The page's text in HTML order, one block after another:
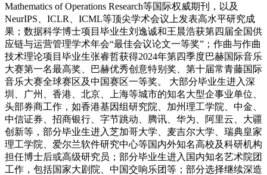
Mathematics of Operations Research等国际权威期刊，以及
NeurIPS、ICLR、ICML等顶尖学术会议上发表高水平研究成
果；数据科学博士项目毕业生刘逸诚和王晨浩获第四届全国供
应链与运营管理学术年会“最佳会议论文一等奖”；作曲与作曲
技术理论项目毕业生张睿哲获得2024年第四季度巴赫国际音乐
大赛第一名最高奖、巴赫优秀创意特别奖、第十届常青藤国际
音乐大赛全球赛区及中国赛区一等奖。
大部分毕业生进入深
圳、广州、香港、北京、上海等城市的知名大型企事业单位、
头部券商工作，如香港基因组研究院、加州理工学院、中金、
中信证券、招商银行、字节跳动、腾讯、华为、阿里云、大疆
创新等，部分毕业生进入芝加哥大学、麦吉尔大学、瑞典皇家
理工学院、爱尔兰软件研究中心等国内外知名高校及科研机构
担任博士后或高级研究员；部分毕业生进入国内知名艺术院团
工作，包括国家大剧院、中国交响乐团等；部分选择继续深造